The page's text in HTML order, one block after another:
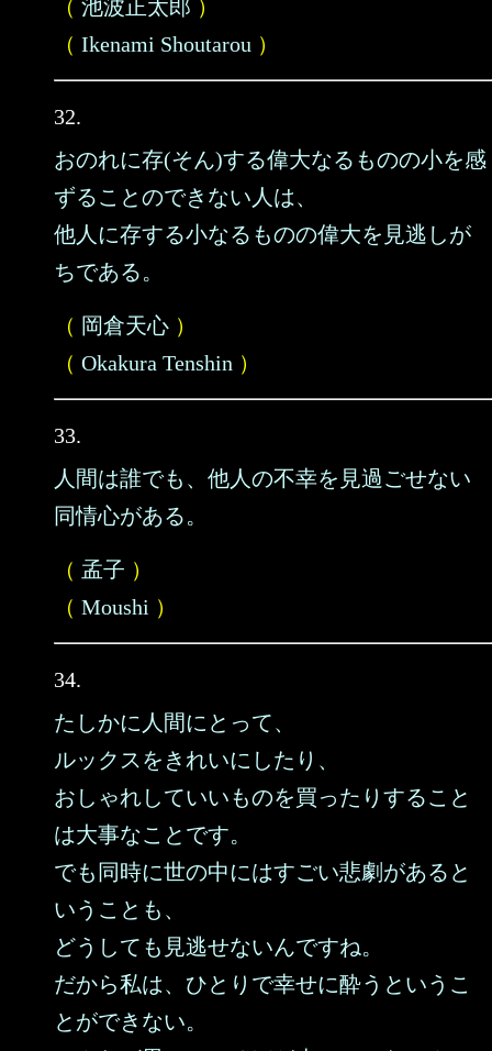
（ 池波正太郎 ）
（ Ikenami Shoutarou ）
32.
おのれに存(そん)する偉大なるものの小を感
ずることのできない人は、
他人に存する小なるものの偉大を見逃しが
ちである。
（ 岡倉天心 ）
（ Okakura Tenshin ）
33.
人間は誰でも、他人の不幸を見過ごせない
同情心がある。
（ 孟子 ）
（ Moushi ）
34.
たしかに人間にとって、
ルックスをきれいにしたり、
おしゃれしていいものを買ったりすること
は大事なことです。
でも同時に世の中にはすごい悲劇があると
いうことも、
どうしても見逃せないんですね。
だから私は、ひとりで幸せに酔うというこ
とができない。